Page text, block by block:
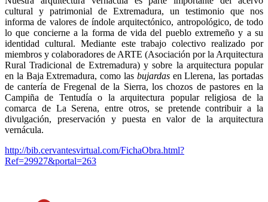
cultural y patrimonial de Extremadura, un testimonio que nos
informa de valores de índole arquitectónico, antropológico, de todo
lo que concierne a la forma de vida del pueblo extremeño y a su
identidad cultural. Mediante este trabajo colectivo realizado por
miembros y colaboradores de ARTE (Asociación por la Arquitectura
Rural Tradicional de Extremadura) y sobre la arquitectura popular
en la Baja Extremadura, como las bujardasen Llerena, las portadas
de cantería de Fregenal de la Sierra, los chozos de pastores en la
Campiña de Tentudía o la arquitectura popular religiosa de la
comarca de La Serena, entre otros, se pretende contribuir a la
divulgación, preservación y puesta en valor de la arquitectura
vernácula.
http://bib.cervantesvirtual.com/FichaObra.html?
Ref=29927&portal=263